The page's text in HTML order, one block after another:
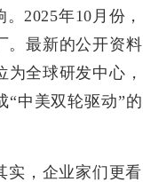
2025年10月份，
。最新的公开资料
全球研发中心，
“中美双轮驱动”的
实，企业家们更看